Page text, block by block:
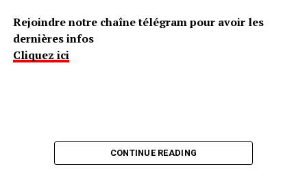
Rejoindre notre chaîne télégram pour avoir les
dernières infos
Cliquez ici
CONTINUE READING